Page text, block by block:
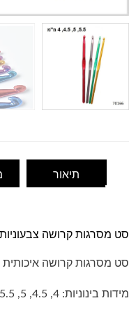
תיאור
סט מסרגות קרושה צבעוניות-
סט מסרגות קרושה איכותית
מידות בינוניות: 4, 4.5, 5, 5.5 מ"מ